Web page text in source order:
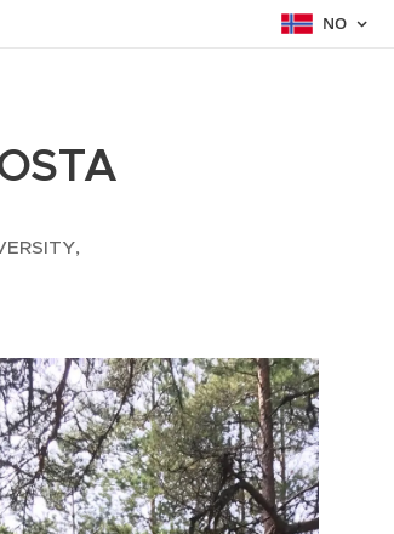
NO
UNIVERSITY,